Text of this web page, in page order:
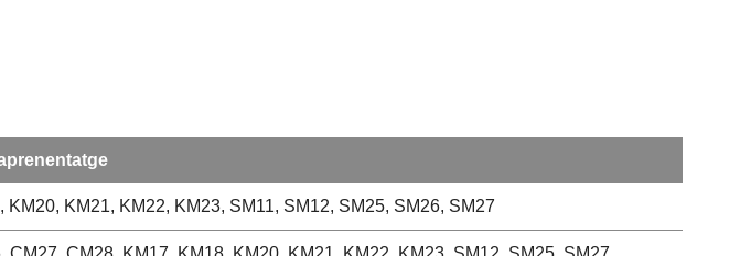
KM20, KM21, KM22, KM23, SM11, SM12, SM25, SM26, SM27